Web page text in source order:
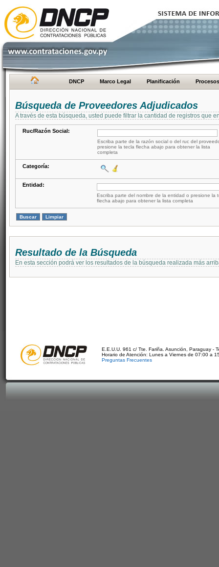
DNCP Marco Legal Planificación Procesos
Búsqueda de Proveedores Adjudicados
A través de esta búsqueda, usted puede filtrar la cantidad de registros que
Ruc/Razón Social:
Escriba parte de la razón social o del ruc del
presione la tecla flecha abajo para obtener la lista
completa
Categoría:
Entidad:
Escriba parte del nombre de la entidad o presione la
flecha abajo para obtener la lista completa
Resultado de la Búsqueda
En esta sección podrá ver los resultados de la búsqueda realizada más
E.E.U.U. 961 c/ Tte. Fariña. Asunción, Paraguay -
Horario de Atención: Lunes a Viernes de 07:00 a
Preguntas Frecuentes